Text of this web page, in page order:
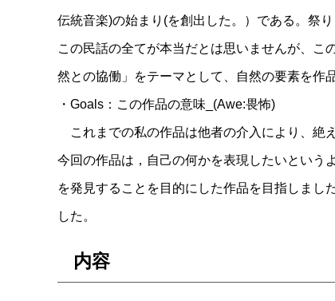
伝統音楽)の始まり(を創出した。）である。祭
この民話の全てが本当だとは思いませんが、こ
然との協働」をテーマとして、自然の要素を作
・Goals：この作品の意味_(Awe:畏怖)
これまでの私の作品は他者の介入により、絶
今回の作品は，自己の何かを表現したいという
を発見することを目的にした作品を目指しまし
した。
内容